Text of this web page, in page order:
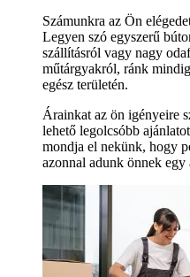
Számunkra az Ön
Legyen szó egyszerű
szállításról vagy nagy
műtárgyakról, ránk
egész területén.
Árainkat az ön igényeire
lehető legolcsóbb
mondja el nekünk, hogy
azonnal adunk önnek egy